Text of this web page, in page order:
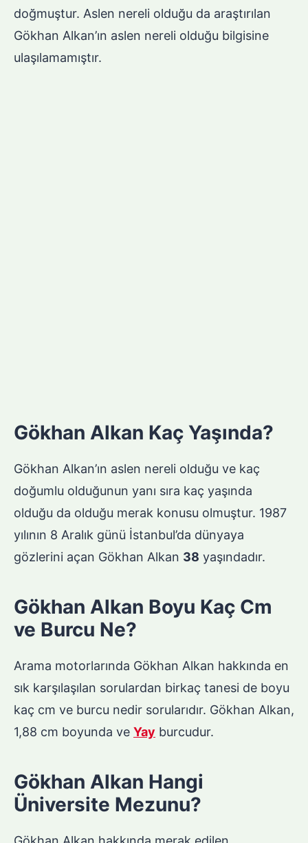
doğmuştur. Aslen nereli olduğu da araştırılan
Gökhan Alkan’ın aslen nereli olduğu bilgisine
ulaşılamamıştır.
Gökhan Alkan Kaç Yaşında?
Gökhan Alkan’ın aslen nereli olduğu ve kaç
doğumlu olduğunun yanı sıra kaç yaşında
olduğu da olduğu merak konusu olmuştur. 1987
yılının 8 Aralık günü İstanbul’da dünyaya
gözlerini açan Gökhan Alkan 38 yaşındadır.
Gökhan Alkan Boyu Kaç Cm
ve Burcu Ne?
Arama motorlarında Gökhan Alkan hakkında en
sık karşılaşılan sorulardan birkaç tanesi de boyu
kaç cm ve burcu nedir sorularıdır. Gökhan Alkan,
1,88 cm boyunda ve Yay burcudur.
Gökhan Alkan Hangi
Üniversite Mezunu?